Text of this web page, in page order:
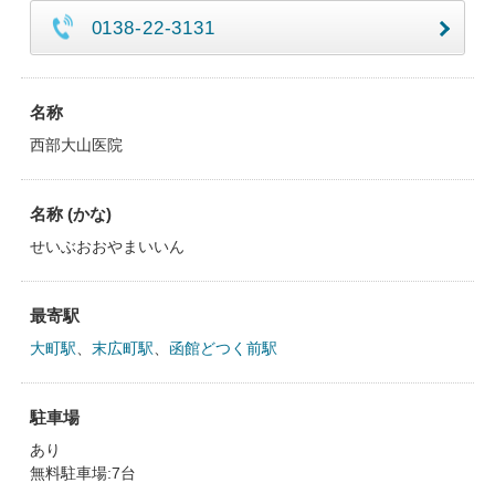
0138-22-3131
名称
西部大山医院
名称 (かな)
せいぶおおやまいいん
最寄駅
大町駅 末広町駅 函館どつく前駅
駐車場
あり
無料駐車場:7台